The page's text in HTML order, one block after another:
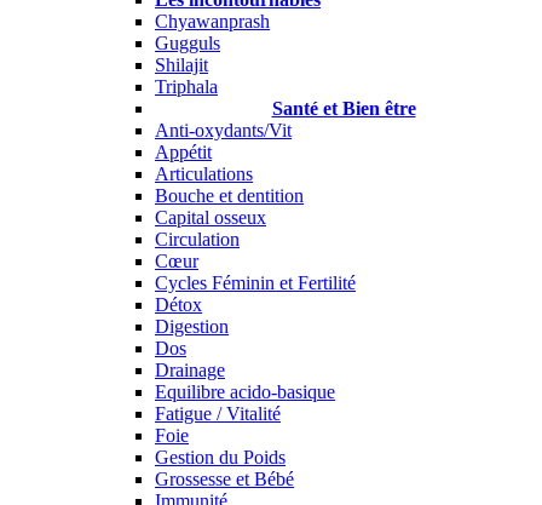
Chyawanprash
Gugguls
Shilajit
Triphala
Santé et Bien être
Anti-oxydants/Vit
Appétit
Articulations
Bouche et dentition
Capital osseux
Circulation
Cœur
Cycles Féminin et Fertilité
Détox
Digestion
Dos
Drainage
Equilibre acido-basique
Fatigue / Vitalité
Foie
Gestion du Poids
Grossesse et Bébé
Immunité